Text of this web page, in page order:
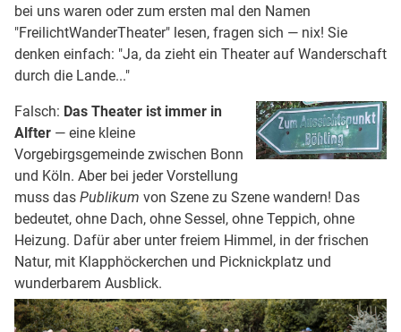
bei uns waren oder zum ersten mal den Namen
"FreilichtWanderTheater" lesen, fragen sich — nix! Sie
denken einfach: "Ja, da zieht ein Theater auf Wanderschaft
durch die Lande..."
Falsch: Das Theater ist immer in
Alfter — eine kleine
Vorgebirgsgemeinde zwischen Bonn
und Köln. Aber bei jeder Vorstellung
muss das Publikum von Szene zu Szene wandern! Das
bedeutet, ohne Dach, ohne Sessel, ohne Teppich, ohne
Heizung. Dafür aber unter freiem Himmel, in der frischen
Natur, mit Klapphöckerchen und Picknickplatz und
wunderbarem Ausblick.